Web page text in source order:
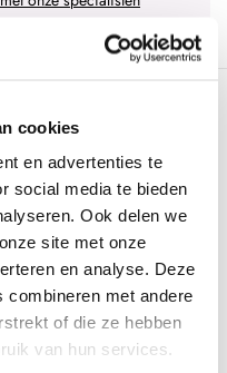
cookies
en advertenties te
social media te bieden
Ook delen we
site met onze
en analyse. Deze
combineren met andere
of die ze hebben
van hun services.
| Urban Nails
mogelijkheid om snel en
De stickers kunnen
uiteraard zijn ze ook erg
zoals glitters,